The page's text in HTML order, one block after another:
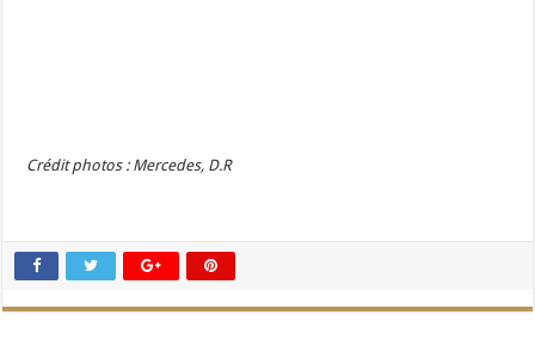
Crédit photos : Mercedes, D.R